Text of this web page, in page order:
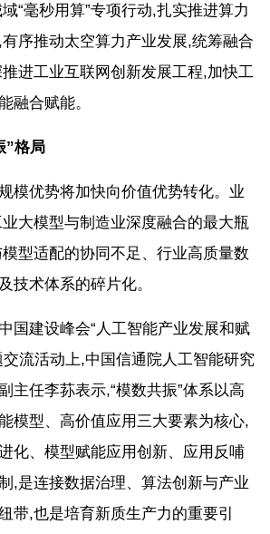
“毫秒用算”专项行动,扎实推进算力
序推动太空算力产业发展,统筹融合
进工业互联网创新发展工程,加快工
融合赋能。
”格局
模优势将加快向价值优势转化。业
大模型与制造业深度融合的最大瓶
型适配的协同不足、行业高质量数
技术体系的碎片化。
国建设峰会“人工智能产业发展和赋
流活动上,中国信通院人工智能研究
主任李荪表示,“模数共振”体系以高
模型、高价值应用三大要素为核心,
化、模型赋能应用创新、应用反哺
,是连接数据治理、算法创新与产业
带,也是培育新质生产力的重要引